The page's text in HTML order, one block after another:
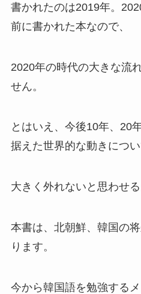
書かれたのは2019年。
前に書かれた本なので、
2020年の時代の大きな流
せん。
とはいえ、今後10年、20
据えた世界的な動きについ
大きく外れないと思わせる
本書は、北朝鮮、韓国の
ります。
今から韓国語を勉強する